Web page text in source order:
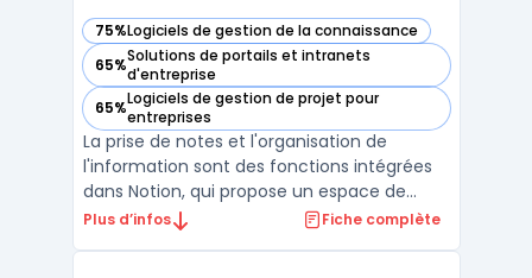
75%Logiciels de gestion de la connaissance
— voir Notion dans cette catégorie
65%Solutions de portails et intranets
d'entreprise
— voir Notion dans cette catégorie
65%Logiciels de gestion de projet pour
entreprises
— voir Notion dans cette catégorie
La prise de notes et l'organisation de
l'information sont des fonctions intégrées
dans Notion, qui propose un espace de
travail collaboratif pour des équipes de
Plus d’infos Fiche complète